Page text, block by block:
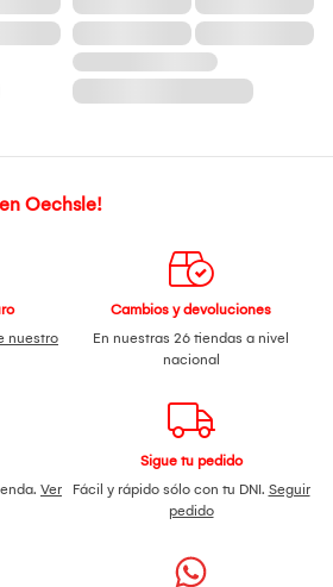
Oechsle!
nuestro
Cambios y devoluciones
En nuestras 26 tiendas a nivel
nacional
Ver
Sigue tu pedido
Fácil y rápido sólo con tu DNI. Seguir
pedido